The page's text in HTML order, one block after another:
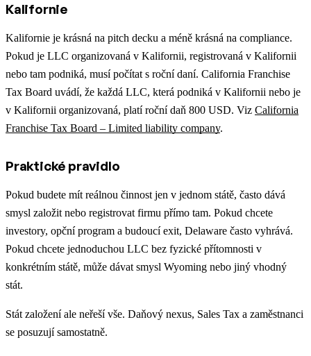
Kalifornie
Kalifornie je krásná na pitch decku a méně krásná na compliance.
Pokud je LLC organizovaná v Kalifornii, registrovaná v Kalifornii
nebo tam podniká, musí počítat s roční daní. California Franchise
Tax Board uvádí, že každá LLC, která podniká v Kalifornii nebo je
v Kalifornii organizovaná, platí roční daň 800 USD. Viz California
Franchise Tax Board – Limited liability company.
Praktické pravidlo
Pokud budete mít reálnou činnost jen v jednom státě, často dává
smysl založit nebo registrovat firmu přímo tam. Pokud chcete
investory, opční program a budoucí exit, Delaware často vyhrává.
Pokud chcete jednoduchou LLC bez fyzické přítomnosti v
konkrétním státě, může dávat smysl Wyoming nebo jiný vhodný
stát.
Stát založení ale neřeší vše. Daňový nexus, Sales Tax a zaměstnanci
se posuzují samostatně.